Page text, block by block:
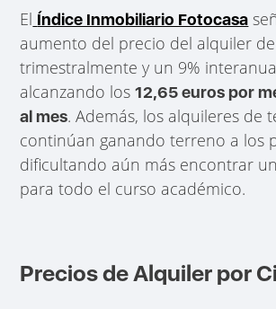
El Índice Inmobiliario Fotocasa
aumento del precio del alquiler
trimestralmente y un 9%
alcanzando los12,65 euros por
al mes. Además, los alquileres de
continúan ganando terreno a los
dificultando aún más encontrar
para todo el curso académico.
Precios de Alquiler por